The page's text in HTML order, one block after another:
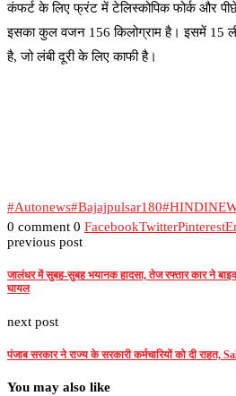
कंफर्ट के लिए फ्रंट में टेलिस्कोपिक फोर्क और पीछे
इसका कुल वजन 156 किलोग्राम है। इसमें 15
है, जो लंबी दूरी के लिए काफी है।
#Autonews#Bajajpulsar180
0 comment 0 FacebookTwitterPinterest
previous post
जालंधर में सुबह-सुबह भयानक हादसा, तेज रफ्तार कार ने
घायल
next post
पंजाब सरकार ने राज्य के सरकारी कर्मचारियों को दी
You may also like